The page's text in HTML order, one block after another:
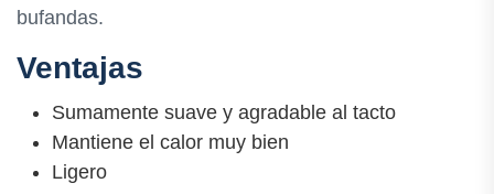
bufandas.
Ventajas
Sumamente suave y agradable al tacto
Mantiene el calor muy bien
Ligero